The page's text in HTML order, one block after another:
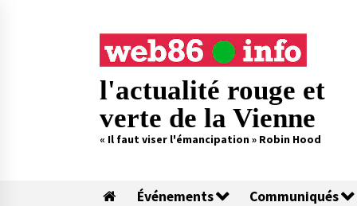
l'actualité rouge et
verte de la Vienne
« Il faut viser l'émancipation » Robin Hood
Événements Communiqués